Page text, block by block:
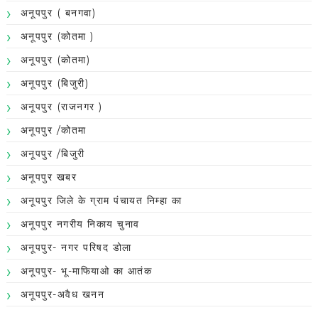
अनूपपुर ( बनगवा)
अनूपपुर (कोतमा )
अनूपपुर (कोतमा)
अनूपपुर (बिजुरी)
अनूपपुर (राजनगर )
अनूपपुर /कोतमा
अनूपपुर /बिजुरी
अनूपपुर खबर
अनूपपुर जिले के ग्राम पंचायत निम्हा का
अनूपपुर नगरीय निकाय चुनाव
अनूपपुर- नगर परिषद डोला
अनूपपुर- भू-माफियाओ का आतंक
अनूपपुर-अवैध खनन